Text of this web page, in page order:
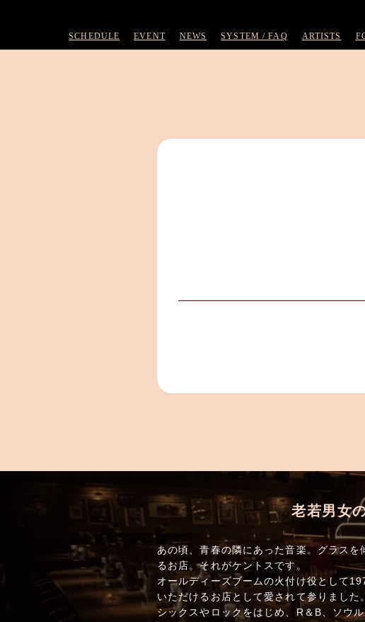
SCHEDULE EVENT NEWS SYSTEM / FAQ ARTISTS
老若男女
あの頃、青春の隣にあった音楽。グラス
るお店。それがケントスです。
オールディーズブームの火付け役として
いただけるお店として愛されて参りまし
シックスやロックをはじめ、R＆B、ソウ